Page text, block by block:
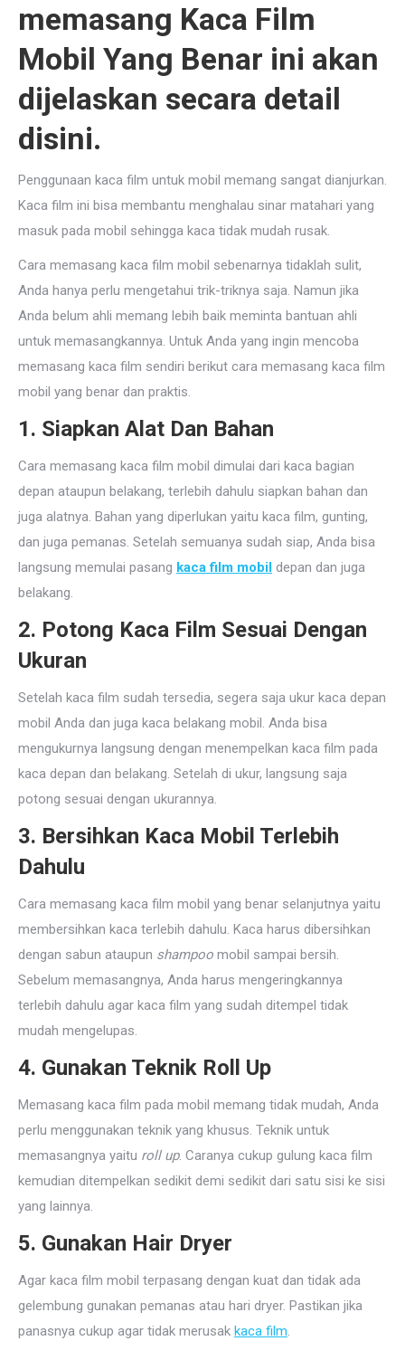
memasang Kaca Film
Mobil Yang Benar ini akan
dijelaskan secara detail
disini.
Penggunaan kaca film untuk mobil memang sangat dianjurkan.
Kaca film ini bisa membantu menghalau sinar matahari yang
masuk pada mobil sehingga kaca tidak mudah rusak.
Cara memasang kaca film mobil sebenarnya tidaklah sulit,
Anda hanya perlu mengetahui trik-triknya saja. Namun jika
Anda belum ahli memang lebih baik meminta bantuan ahli
untuk memasangkannya. Untuk Anda yang ingin mencoba
memasang kaca film sendiri berikut cara memasang kaca film
mobil yang benar dan praktis.
1. Siapkan Alat Dan Bahan
Cara memasang kaca film mobil dimulai dari kaca bagian
depan ataupun belakang, terlebih dahulu siapkan bahan dan
juga alatnya. Bahan yang diperlukan yaitu kaca film, gunting,
dan juga pemanas. Setelah semuanya sudah siap, Anda bisa
langsung memulai pasang kaca film mobil depan dan juga
belakang.
2. Potong Kaca Film Sesuai Dengan
Ukuran
Setelah kaca film sudah tersedia, segera saja ukur kaca depan
mobil Anda dan juga kaca belakang mobil. Anda bisa
mengukurnya langsung dengan menempelkan kaca film pada
kaca depan dan belakang. Setelah di ukur, langsung saja
potong sesuai dengan ukurannya.
3. Bersihkan Kaca Mobil Terlebih
Dahulu
Cara memasang kaca film mobil yang benar selanjutnya yaitu
membersihkan kaca terlebih dahulu. Kaca harus dibersihkan
dengan sabun ataupun shampoo mobil sampai bersih.
Sebelum memasangnya, Anda harus mengeringkannya
terlebih dahulu agar kaca film yang sudah ditempel tidak
mudah mengelupas.
4. Gunakan Teknik Roll Up
Memasang kaca film pada mobil memang tidak mudah, Anda
perlu menggunakan teknik yang khusus. Teknik untuk
memasangnya yaitu roll up. Caranya cukup gulung kaca film
kemudian ditempelkan sedikit demi sedikit dari satu sisi ke sisi
yang lainnya.
5. Gunakan Hair Dryer
Agar kaca film mobil terpasang dengan kuat dan tidak ada
gelembung gunakan pemanas atau hari dryer. Pastikan jika
panasnya cukup agar tidak merusak kaca film.